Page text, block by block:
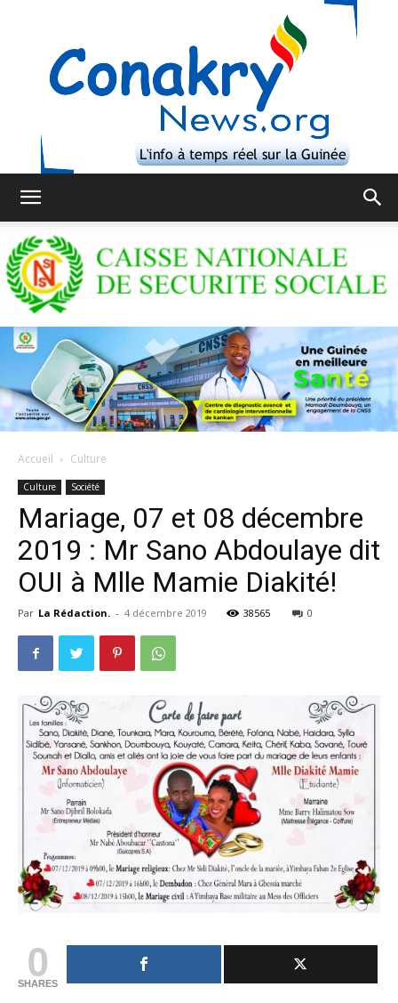
Accueil Culture
Culture Société
Mariage, 07 et 08 décembre
2019 : Mr Sano Abdoulaye dit
OUI à Mlle Mamie Diakité!
Par La Rédaction. - 4 décembre 2019 38565 0
0
SHARES